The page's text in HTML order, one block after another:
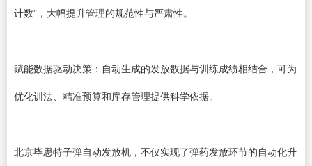
计数”，大幅提升管理的规范性与严肃性。
赋能数据驱动决策：自动生成的发放数据与训练成绩相结合，可为
优化训法、精准预算和库存管理提供科学依据。
北京毕思特子弹自动发放机，不仅实现了弹药发放环节的自动化升